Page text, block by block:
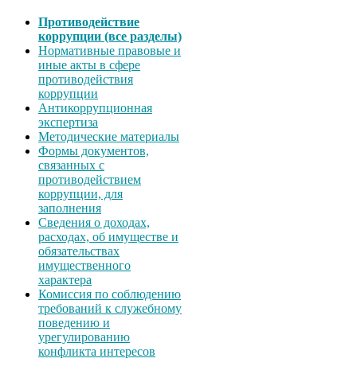
Противодействие
коррупции (все разделы)
Нормативные правовые и
иные акты в сфере
противодействия
коррупции
Антикоррупционная
экспертиза
Методические материалы
Формы документов,
связанных с
противодействием
коррупции, для
заполнения
Сведения о доходах,
расходах, об имуществе и
обязательствах
имущественного
характера
Комиссия по соблюдению
требований к служебному
поведению и
урегулированию
конфликта интересов